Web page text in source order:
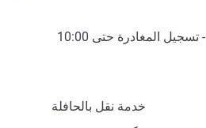
- تسجيل المغادرة حتى 10:00
خدمة نقل بالحافلة